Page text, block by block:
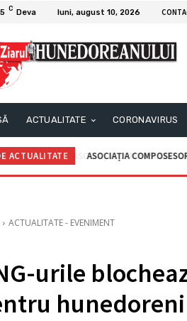
C Deva luni, august 10, 2026
ACTUALITATE CORONAVIRUS
ACTUALITATE ASOCIAȚIA
ACTUALITATE - EVENIMENT
urile
hunedoreni